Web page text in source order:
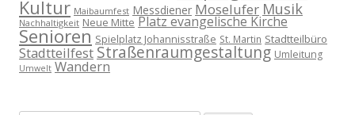
Kultur Maibaumfest Messdiener Moselufer Musik
Nachhaltigkeit Neue Mitte Platz evangelische Kirche
Senioren Spielplatz Johannisstraße St. Martin Stadtteilbüro
Stadtteilfest Straßenraumgestaltung Umleitung
Umwelt Wandern